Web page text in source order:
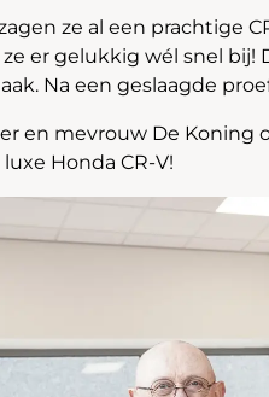
ze al een prachtige
er gelukkig wél snel
Na een geslaagde
en mevrouw De Koning
Honda CR-V!